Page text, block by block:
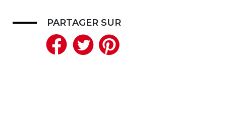
Page vedette
AUTEURS
PARTAGER SUR
Facebook
Twitter